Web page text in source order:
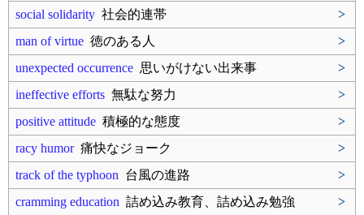
social solidarity 社会的連帯
>
man of virtue 徳のある人
>
unexpected occurrence 思いがけない出来事
>
ineffective efforts 無駄な努力
>
positive attitude 積極的な態度
>
racy humor痛快なジョーク
>
track of the typhoon 台風の進路
>
cramming education 詰め込み教育、詰め込み勉強
>